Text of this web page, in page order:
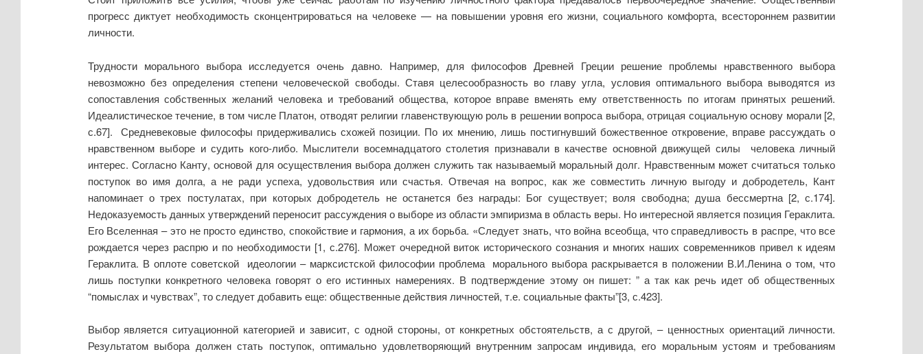
прогресс диктует необходимость сконцентрироваться на человеке — на повышении уровня его жизни, социального комфорта, всестороннем развитии
личности.
Трудности морального выбора исследуется очень давно. Например, для философов Древней Греции решение проблемы нравственного выбора
невозможно без определения степени человеческой свободы. Ставя целесообразность во главу угла, условия оптимального выбора выводятся из
сопоставления собственных желаний человека и требований общества, которое вправе вменять ему ответственность по итогам принятых решений.
Идеалистическое течение, в том числе Платон, отводят религии главенствующую роль в решении вопроса выбора, отрицая социальную основу морали [2,
с.67]. Средневековые философы придерживались схожей позиции. По их мнению, лишь постигнувший божественное откровение, вправе рассуждать о
нравственном выборе и судить кого-либо. Мыслители восемнадцатого столетия признавали в качестве основной движущей силы человека личный
интерес. Согласно Канту, основой для осуществления выбора должен служить так называемый моральный долг. Нравственным может считаться только
поступок во имя долга, а не ради успеха, удовольствия или счастья. Отвечая на вопрос, как же совместить личную выгоду и добродетель, Кант
напоминает о трех постулатах, при которых добродетель не останется без награды: Бог существует; воля свободна; душа бессмертна [2, с.174].
Недоказуемость данных утверждений переносит рассуждения о выборе из области эмпиризма в область веры. Но интересной является позиция Гераклита.
Его Вселенная – это не просто единство, спокойствие и гармония, а их борьба. «Следует знать, что война всеобща, что справедливость в распре, что все
рождается через распрю и по необходимости [1, с.276]. Может очередной виток исторического сознания и многих наших современников привел к идеям
Гераклита. В оплоте советской идеологии – марксистской философии проблема морального выбора раскрывается в положении В.И.Ленина о том, что
лишь поступки конкретного человека говорят о его истинных намерениях. В подтверждение этому он пишет: ” а так как речь идет об общественных
“помыслах и чувствах”, то следует добавить еще: общественные действия личностей, т.е. социальные факты”[3, с.423].
Выбор является ситуационной категорией и зависит, с одной стороны, от конкретных обстоятельств, а с другой, – ценностных ориентаций личности.
Результатом выбора должен стать поступок, оптимально удовлетворяющий внутренним запросам индивида, его моральным устоям и требованиям